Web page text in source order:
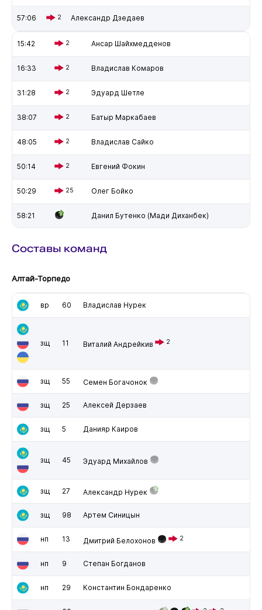
57:06 2 Александр Дзедаев
15:42 2 Ансар Шайхмедденов
16:33 2 Владислав Комаров
31:28 2 Эдуард Шетле
38:07 2 Батыр Маркабаев
48:05 2 Владислав Сайко
50:14 2 Евгений Фокин
50:29 25 Олег Бойко
58:21 Данил Бутенко (Мади Диханбек)
Составы команд
Алтай-Торпедо
вр 60 Владислав Нурек
зщ 11 Виталий Андрейкив 2
зщ 55 Семен Богачонок
зщ 25 Алексей Дерзаев
зщ 5 Данияр Каиров
зщ 45 Эдуард Михайлов
зщ 27 Александр Нурек
зщ 98 Артем Синицын
нп 13 Дмитрий Белохонов 2
нп 9 Степан Богданов
нп 29 Константин Бондаренко